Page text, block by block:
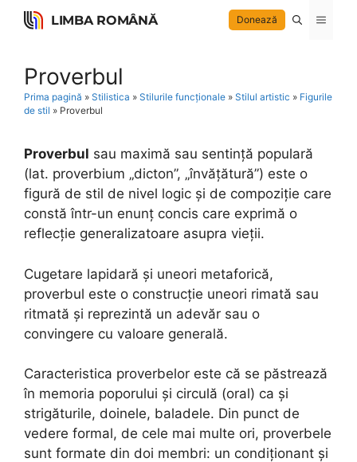
Skip
LIMBA ROMÂNĂ Donează Menu
Proverbul
Prima pagină » Stilistica » Stilurile funcționale » Stilul artistic » Figurile
de stil » Proverbul
Proverbul sau maximă sau sentință populară
(lat. proverbium „dicton”, „învățătură”) este o
figură de stil de nivel logic și de compoziție care
constă într-un enunț concis care exprimă o
reflecție generalizatoare asupra vieții.
Cugetare lapidară și uneori metaforică,
proverbul este o construcție uneori rimată sau
ritmată și reprezintă un adevăr sau o
convingere cu valoare generală.
Caracteristica proverbelor este că se păstrează
în memoria poporului și circulă (oral) ca și
strigăturile, doinele, baladele. Din punct de
vedere formal, de cele mai multe ori, proverbele
sunt formate din doi membri: un condiționant și